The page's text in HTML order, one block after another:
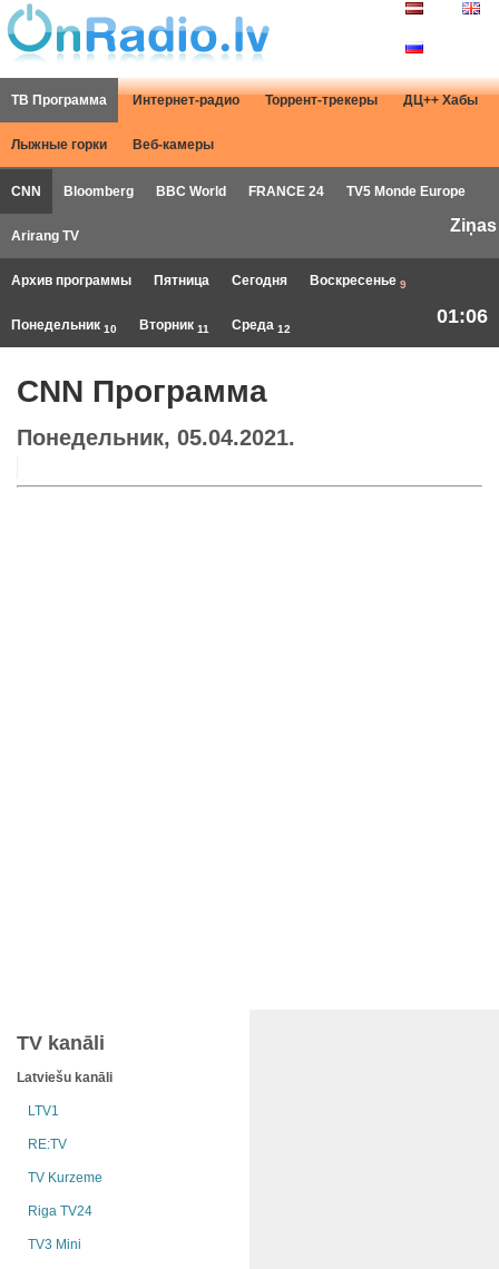
ТВ Программа Интернет-радио Торрент-трекеры ДЦ++ Хабы
Лыжные горки Веб-камеры
CNN Bloomberg BBC World FRANCE 24 TV5 Monde Europe
Arirang TV
Ziņas
Архив программы Пятница Сегодня Воскресенье 9
Понедельник 10 Вторник 11 Среда 12
01:06
CNN Программа
Понедельник, 05.04.2021.
TV kanāli
Latviešu kanāli
LTV1
RE:TV
TV Kurzeme
Riga TV24
TV3 Mini